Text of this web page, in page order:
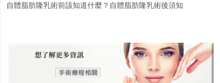
自體脂肪隆乳術前該知道什麼？自體脂肪隆乳術後須知